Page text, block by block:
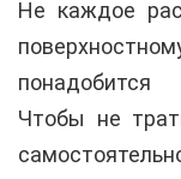
Не каждое
понадобится
Чтобы не